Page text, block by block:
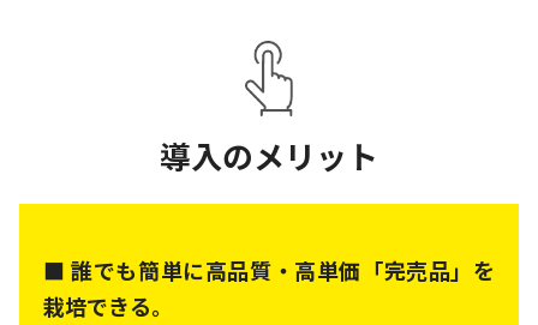
導入のメリット
■ 誰でも簡単に高品質・高単価「完売品」を
栽培できる。